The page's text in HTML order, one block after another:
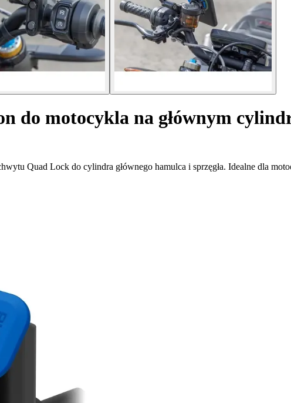
do motocykla na głównym
Quad Lock do cylindra głównego hamulca i sprzęgła. Idealne dla